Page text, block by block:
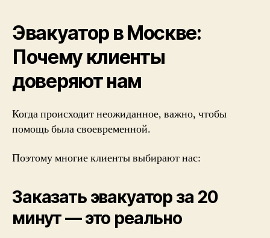
Эвакуатор в Москве:
Почему клиенты
доверяют нам
Когда происходит неожиданное, важно, чтобы
помощь была своевременной.
Поэтому многие клиенты выбирают нас:
Заказать эвакуатор за 20
минут — это реально